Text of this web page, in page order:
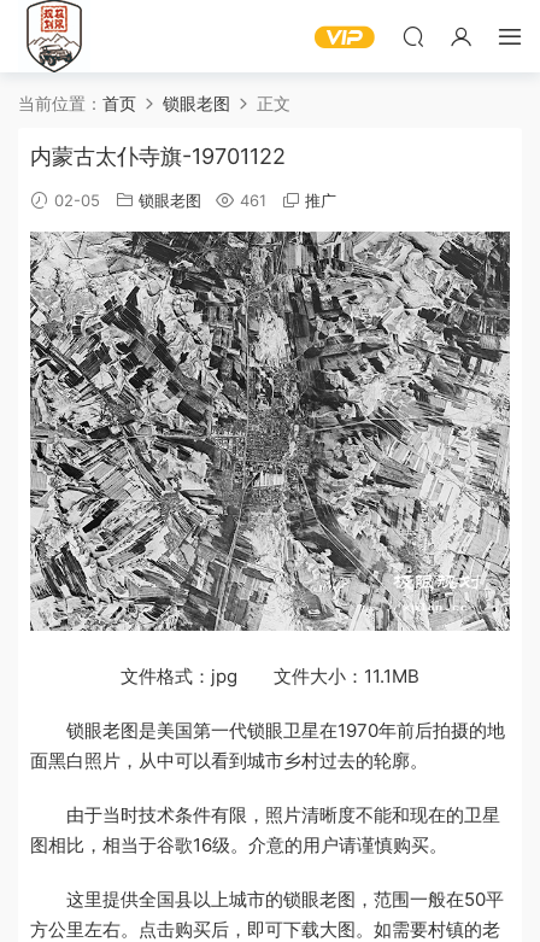
当前位置： 首页 锁眼老图 正文
内蒙古太仆寺旗-19701122
02-05 锁眼老图 461 推广
文件格式：jpg 文件大小：11.1MB
锁眼老图是美国第一代锁眼卫星在1970年前后拍摄的地
面黑白照片，从中可以看到城市乡村过去的轮廓。
由于当时技术条件有限，照片清晰度不能和现在的卫星
图相比，相当于谷歌16级。介意的用户请谨慎购买。
这里提供全国县以上城市的锁眼老图，范围一般在50平
方公里左右。点击购买后，即可下载大图。如需要村镇的老